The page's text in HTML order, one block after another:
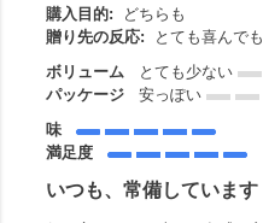
購入目的:
どちらも
贈り先の反応:
とても喜んで
ボリューム
とても少ない
パッケージ
安っぽい
味
満足度
いつも、常備しています